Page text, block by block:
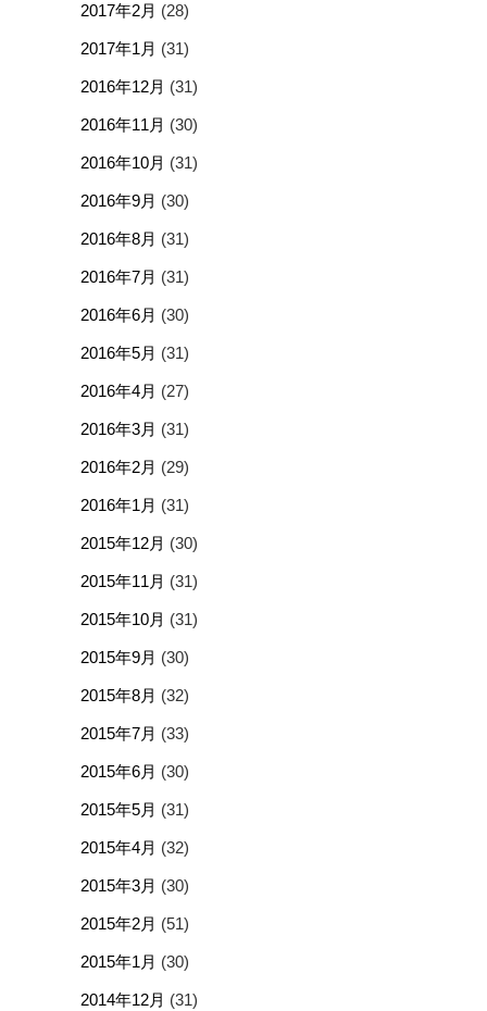
2017年2月 (28)
2017年1月 (31)
2016年12月 (31)
2016年11月 (30)
2016年10月 (31)
2016年9月 (30)
2016年8月 (31)
2016年7月 (31)
2016年6月 (30)
2016年5月 (31)
2016年4月 (27)
2016年3月 (31)
2016年2月 (29)
2016年1月 (31)
2015年12月 (30)
2015年11月 (31)
2015年10月 (31)
2015年9月 (30)
2015年8月 (32)
2015年7月 (33)
2015年6月 (30)
2015年5月 (31)
2015年4月 (32)
2015年3月 (30)
2015年2月 (51)
2015年1月 (30)
2014年12月 (31)